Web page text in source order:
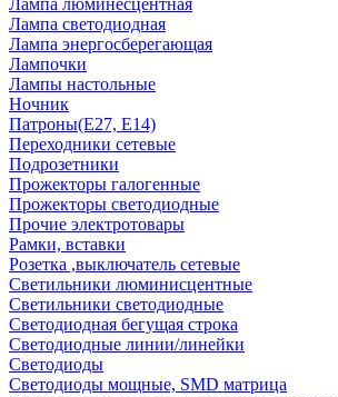
Лампа люминесцентная
Лампа светодиодная
Лампа энергосберегающая
Лампочки
Лампы настольные
Ночник
Патроны(Е27, Е14)
Переходники сетевые
Подрозетники
Прожекторы галогенные
Прожекторы светодиодные
Прочие электротовары
Рамки, вставки
Розетка ,выключатель сетевые
Светильники люминисцентные
Светильники светодиодные
Светодиодная бегущая строка
Светодиодные линии/линейки
Светодиоды
Светодиоды мощные, SMD матрица